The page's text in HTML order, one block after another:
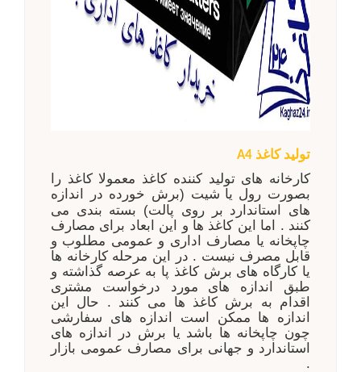
تولید کاغذ A4
کارخانه های تولید کننده کاغذ معمولا کاغذ را
بصورت رول یا شیت (برش خورده در اندازه
های استاندارد بر روی پالت) بسته بندی می
کنند . اما این کاغذ ها و این ابعاد برای مصارف
چاپخانه یا مصارف اداری و عمومی مطلوب و
قابل مصرف نیست . در این مرحله کارخانه ها
یا کارگاه های برش کاغذ پا به عرصه گذاشته و
طبق اندازه های مورد درخواست مشتری
اقدام به برش کاغذ ها می کنند . حال این
اندازه ها ممکن است اندازه های سفارشی
چون چاپخانه ها باشد یا برش در اندازه های
استاندارد و جهانی برای مصارف عمومی بازار
.